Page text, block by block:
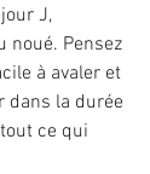
J,
noué. Pensez
à avaler et
dans la durée
ce qui